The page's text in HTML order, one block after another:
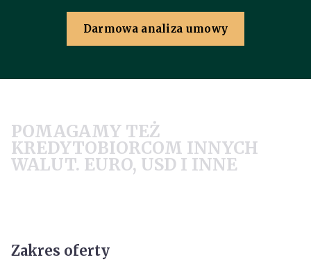
Darmowa analiza umowy
POMAGAMY TEŻ
KREDYTOBIORCOM INNYCH
WALUT. EURO, USD I INNE
Zakres oferty